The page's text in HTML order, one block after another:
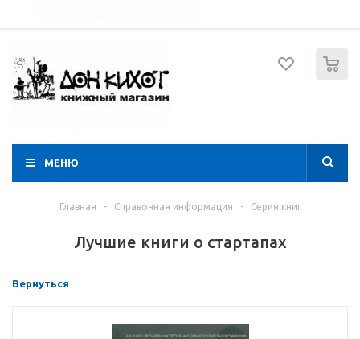
МЕНЮ
Главная - Справочная информация - Серия книг
Лучшие книги о стартапах
Вернуться